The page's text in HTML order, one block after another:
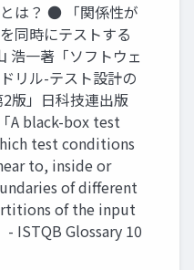
は？ ● 「関係性が
同時にテストする
浩一著「ソフトウェ
リル-テスト設計の
版」日科技連出版
A black-box test
test conditions
to, inside or
of diﬀerent
of the input
ISTQB Glossary 10